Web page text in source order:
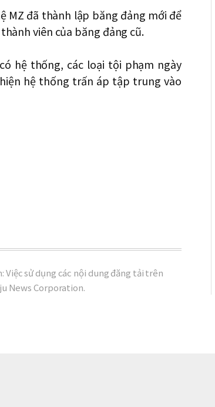
MZ đã thành lập băng đảng mới để
viên của băng đảng cũ.
hệ thống, các loại tội phạm ngày
hệ thống trấn áp tập trung vào
sử dụng các nội dung đăng tải trên
News Corporation.